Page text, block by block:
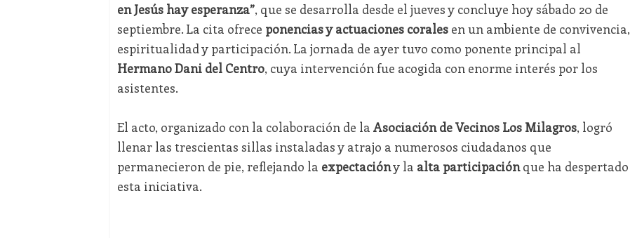
en Jesús hay esperanza”, que se desarrolla desde el jueves y concluye hoy sábado 20 de
septiembre. La cita ofrece ponencias y actuaciones coralesen un ambiente de convivencia,
espiritualidad y participación. La jornada de ayer tuvo como ponente principal al
Hermano Dani del Centro, cuya intervención fue acogida con enorme interés por los
asistentes.
El acto, organizado con la colaboración de la Asociación de Vecinos Los Milagros, logró
llenar las trescientas sillas instaladas y atrajo a numerosos ciudadanos que
permanecieron de pie, reflejando la expectacióny la alta participaciónque ha despertado
esta iniciativa.